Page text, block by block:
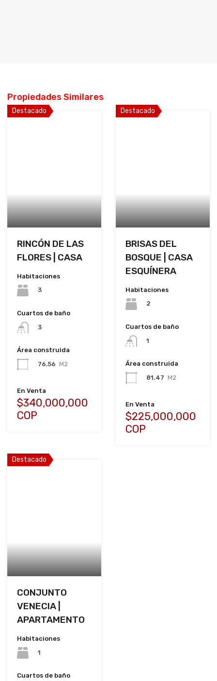
Propiedades Similares
Destacado
RINCÓN DE LAS
FLORES | CASA
Habitaciones
3
Cuartos de baño
3
Área construida
76.56 M2
En Venta
$340,000,000
COP
Destacado
BRISAS DEL
BOSQUE | CASA
ESQUÍNERA
Habitaciones
2
Cuartos de baño
1
Área construida
81.47 M2
En Venta
$225,000,000
COP
Destacado
CONJUNTO
VENECIA |
APARTAMENTO
Habitaciones
1
Cuartos de baño